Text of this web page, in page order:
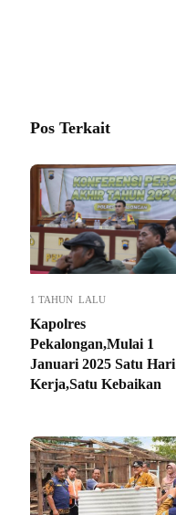
Pos Terkait
1 TAHUN LALU
Kapolres
Pekalongan,Mulai 1
Januari 2025 Satu Hari
Kerja,Satu Kebaikan